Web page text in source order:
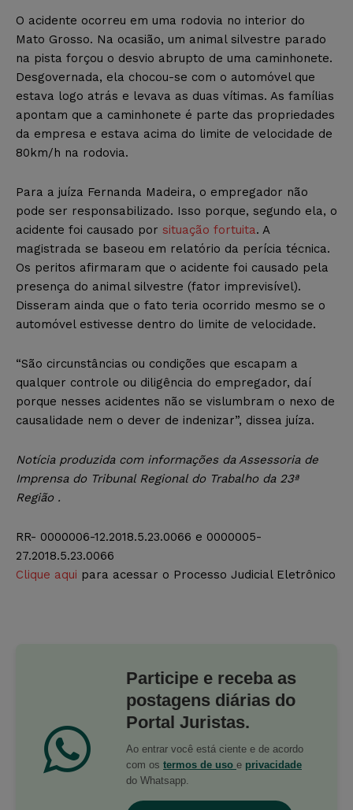
O acidente ocorreu em uma rodovia no interior do
Mato Grosso. Na ocasião, um animal silvestre parado
na pista forçou o desvio abrupto de uma caminhonete.
Desgovernada, ela chocou-se com o automóvel que
estava logo atrás e levava as duas vítimas. As famílias
apontam que a caminhonete é parte das propriedades
da empresa e estava acima do limite de velocidade de
80km/h na rodovia.
Para a juíza Fernanda Madeira, o empregador não
pode ser responsabilizado. Isso porque, segundo ela, o
acidente foi causado por situação fortuita. A
magistrada se baseou em relatório da perícia técnica.
Os peritos afirmaram que o acidente foi causado pela
presença do animal silvestre (fator imprevisível).
Disseram ainda que o fato teria ocorrido mesmo se o
automóvel estivesse dentro do limite de velocidade.
“São circunstâncias ou condições que escapam a
qualquer controle ou diligência do empregador, daí
porque nesses acidentes não se vislumbram o nexo de
causalidade nem o dever de indenizar”, dissea juíza.
Notícia produzida com informações da Assessoria de
Imprensa do Tribunal Regional do Trabalho da 23ª
Região .
RR- 0000006-12.2018.5.23.0066 e 0000005-
27.2018.5.23.0066
Clique aqui para acessar o Processo Judicial Eletrônico
Participe e receba as
postagens diárias do
Portal Juristas.
Ao entrar você está ciente e de acordo
com os termos de uso e privacidade
do Whatsapp.